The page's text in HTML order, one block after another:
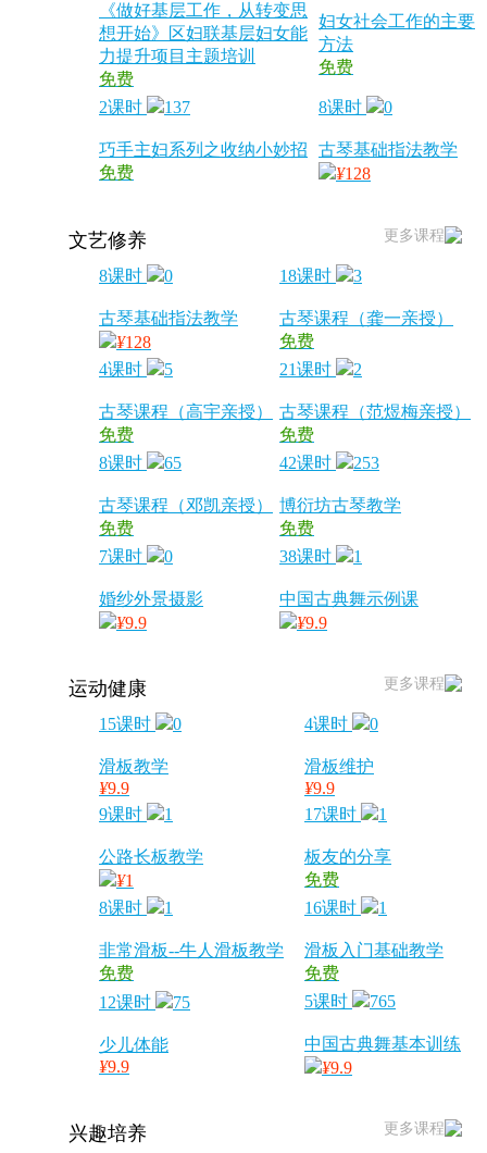
《做好基层工作，从转变思
想开始》区妇联基层妇女能
力提升项目主题培训
免费
妇女社会工作的主要
方法
免费
2课时 137
巧手主妇系列之收纳小妙招
免费
8课时 0
古琴基础指法教学
¥128
更多课程
文艺修养
8课时 0
古琴基础指法教学
¥128
18课时 3
古琴课程（龚一亲授）
免费
4课时
5
古琴课程（高宇亲授）
免费
21课时 2
古琴课程（范煜梅亲授）
免费
8课时
65
古琴课程（邓凯亲授）
免费
42课时 253
博衍坊古琴教学
免费
7课时
0
婚纱外景摄影
¥9.9
38课时 1
中国古典舞示例课
¥9.9
更多课程
运动健康
15课时 0
滑板教学
¥9.9
4课时 0
滑板维护
¥9.9
9课时
1
公路长板教学
¥1
17课时 1
板友的分享
免费
8课时
1
非常滑板--牛人滑板教学
免费
16课时 1
滑板入门基础教学
免费
12课时
75
少儿体能
¥9.9
5课时 765
中国古典舞基本训练
¥9.9
更多课程
兴趣培养